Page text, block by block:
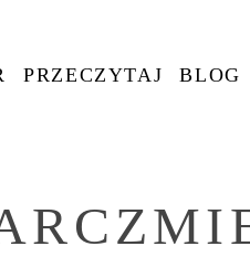
PRZECZYTAJ BLOG